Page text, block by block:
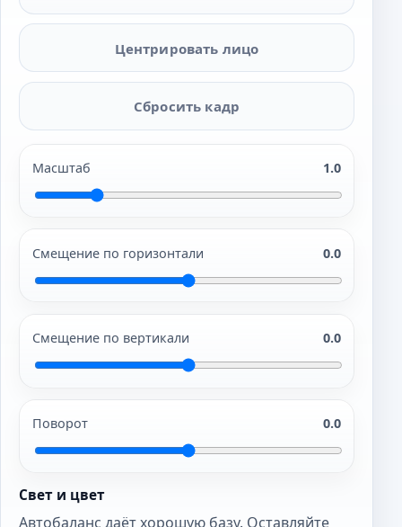
Центрировать лицо
Сбросить кадр
Масштаб 1.0
Смещение по горизонтали 0.0
Смещение по вертикали 0.0
Поворот 0.0
Свет и цвет
Автобаланс даёт хорошую базу. Оставляйте